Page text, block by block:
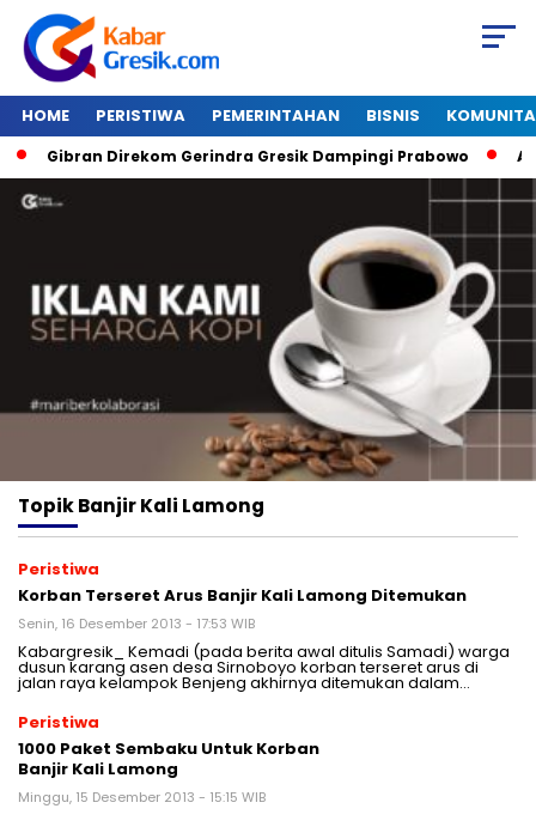
HOME PERISTIWA PEMERINTAHAN BISNIS
Gibran Direkom Gerindra Gresik Dampingi Prabowo
TopikBanjir Kali Lamong
Peristiwa
Korban Terseret Arus Banjir Kali Lamong Ditemukan
Senin, 16 Desember 2013 - 17:53 WIB
Kabargresik_ Kemadi (pada berita awal ditulis Samadi) warga
dusun karang asen desa Sirnoboyo korban terseret arus di
jalan raya kelampok Benjeng akhirnya ditemukan dalam…
Peristiwa
1000 Paket Sembaku Untuk Korban
Banjir Kali Lamong
Minggu, 15 Desember 2013 - 15:15 WIB